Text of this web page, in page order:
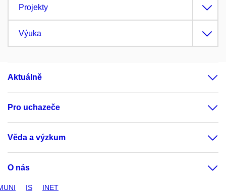
Projekty
Výuka
Aktuálně
Pro uchazeče
Věda a výzkum
O nás
IS INET